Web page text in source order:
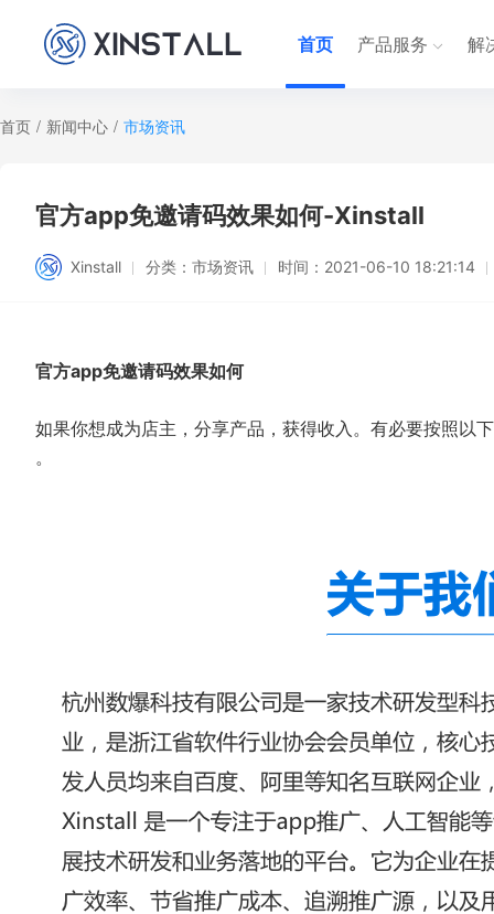
首页 产品服务 解
首页 / 新闻中心 / 市场资讯
官方app免邀请码效果如何-Xinstall
Xinstall 分类： 市场资讯 时间： 2021-06-10 18:21:14
官方app免邀请码效果如何
如果你想成为店主，分享产品，获得收入。有必要按照以
。